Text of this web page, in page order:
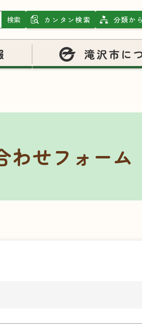
検索 カンタン検索 分類か
滝沢市に
わせフォーム